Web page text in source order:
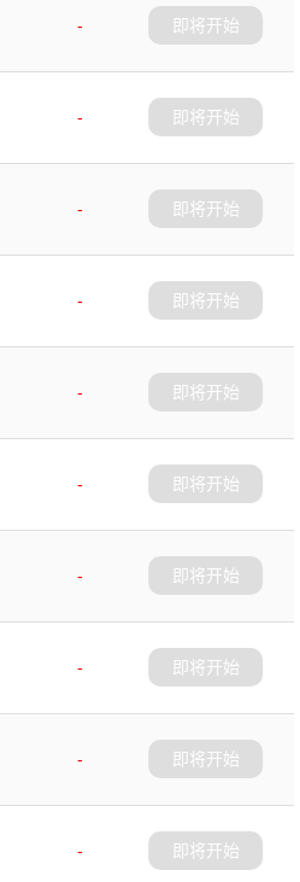
-
即将开始
-
即将开始
-
即将开始
-
即将开始
-
即将开始
-
即将开始
-
即将开始
-
即将开始
-
即将开始
-
即将开始